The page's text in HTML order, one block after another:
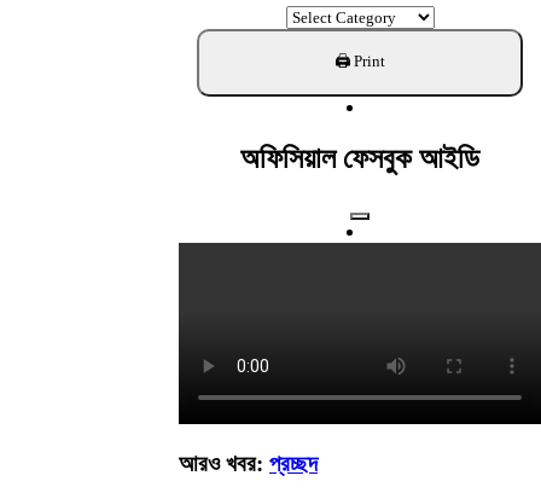
ক্যাটাগরি
খুঁজুন
অফিসিয়াল ফেসবুক আইডি
আরও খবর: প্রচ্ছদ